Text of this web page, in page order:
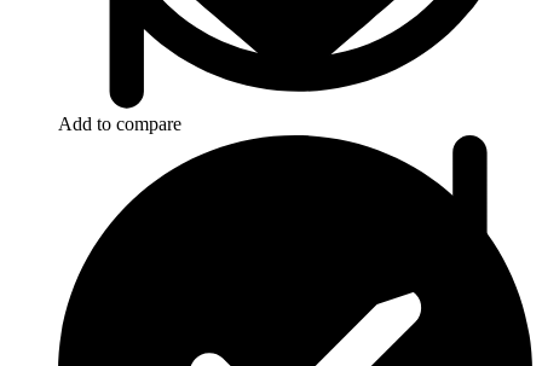
Add to compare